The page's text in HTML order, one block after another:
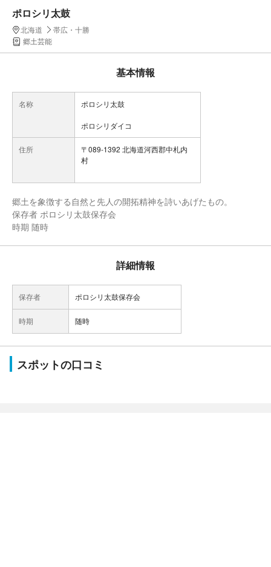
ポロシリ太鼓
北海道
帯広・十勝
郷土芸能
基本情報
名称 ポロシリ太鼓
ポロシリダイコ
住所
〒089-1392 北海道河西郡中札内
村
郷土を象徴する自然と先人の開拓精神を詩いあげたもの。
保存者 ポロシリ太鼓保存会
時期 随時
詳細情報
保存者 ポロシリ太鼓保存会
時期 随時
スポットの口コミ